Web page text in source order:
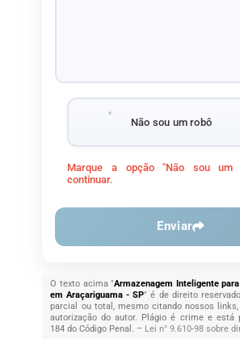
Não sou um robô
Marque a opção "Não sou um
continuar.
Enviar
O texto acima "Armazenagem Inteligente
em Araçariguama - SP" é de direito
parcial ou total, mesmo citando nossos
autorização do autor. Plágio é crime e está
184 do Código Penal. – Lei n° 9.610-98 sobre